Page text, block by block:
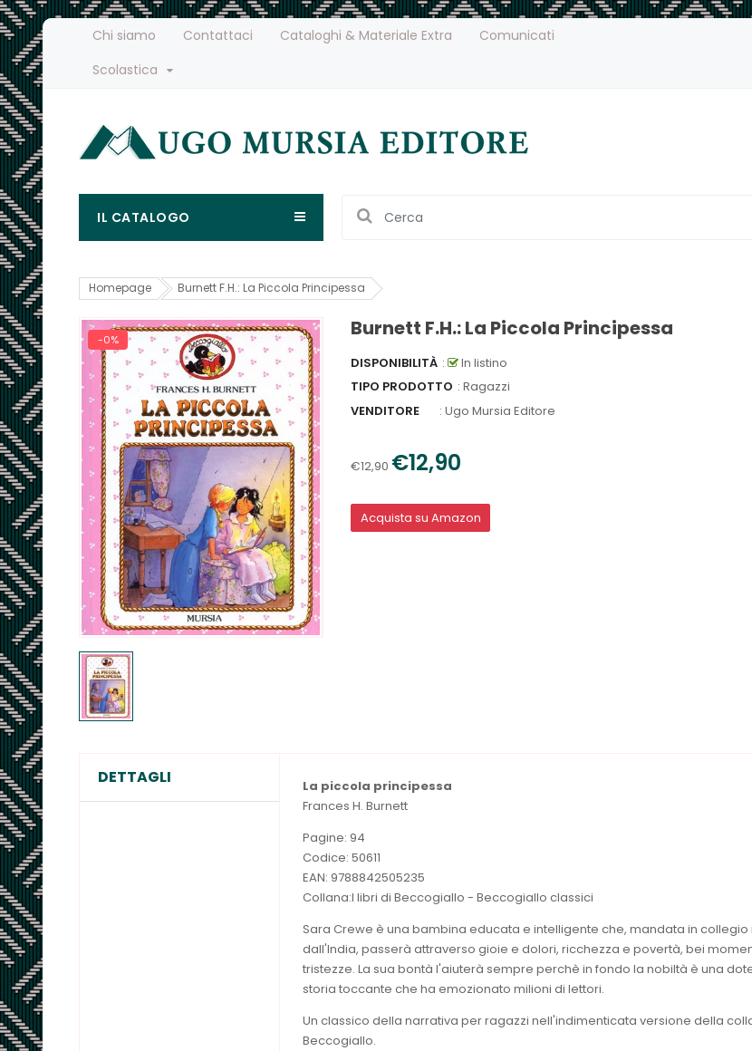
Chi siamo Contattaci Cataloghi & Materiale Extra
Comunicati
Scolastica
IL CATALOGO
Homepage Burnett F.H.: La Piccola Principessa
-0% Burnett F.H.: La Piccola Principessa
DISPONIBILITÀ :
In listino
TIPO PRODOTTO : Ragazzi
VENDITORE
: Ugo Mursia Editore
€12,90 €12,90
Acquista su Amazon
DETTAGLI
La piccola principessa
Frances H. Burnett
Pagine: 94
Codice: 50611
EAN: 9788842505235
Collana:I libri di Beccogiallo - Beccogiallo classici
Sara Crewe è una bambina educata e intelligente che, mandata in collegio
dall'India, passerà attraverso gioie e dolori, ricchezza e povertà, bei
tristezze. La sua bontà l'aiuterà sempre perchè in fondo la nobiltà è una
storia toccante che ha emozionato milioni di lettori.
Un classico della narrativa per ragazzi nell'indimenticata versione della
Beccogiallo.